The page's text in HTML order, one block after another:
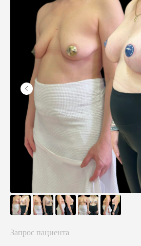
Запрос пациента